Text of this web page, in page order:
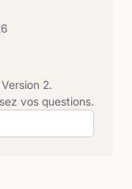
2.
vos questions.